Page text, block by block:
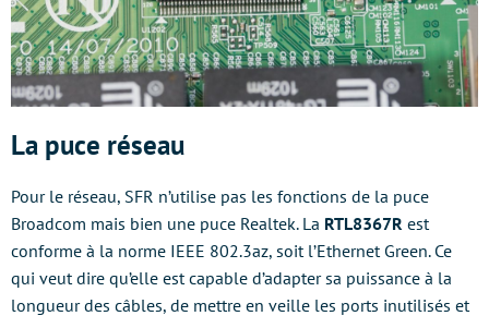
La puce réseau
Pour le réseau, SFR n’utilise pas les fonctions de la puce
Broadcom mais bien une puce Realtek. La RTL8367R est
conforme à la norme IEEE 802.3az, soit l’Ethernet Green. Ce
qui veut dire qu’elle est capable d’adapter sa puissance à la
longueur des câbles, de mettre en veille les ports inutilisés et